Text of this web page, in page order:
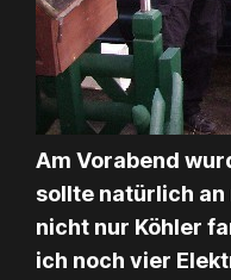
Am Vorabend
sollte natürlich an
nicht nur Köhler
ich noch vier